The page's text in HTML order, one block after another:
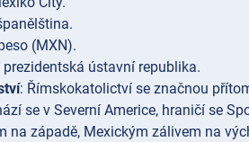
(MXN).
prezidentská ústavní republika.
: Římskokatolictví se značnou
se v Severní Americe, hraničí se
na západě, Mexickým zálivem na